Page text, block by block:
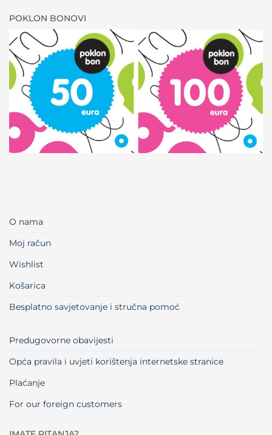
POKLON BONOVI
O nama
Moj račun
Wishlist
Košarica
Besplatno savjetovanje i stručna pomoć
Predugovorne obavijesti
Opća pravila i uvjeti korištenja internetske stranice
Plaćanje
For our foreign customers